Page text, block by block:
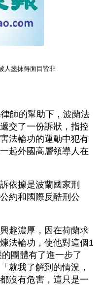
人塗抹得面目皆非
師的幫助下，波蘭法
交了一份訴狀，指控
法輪功的運動中犯有
起外國高層領導人在
依據是波蘭國家刑
約和國際反酷刑公
趣濃厚，因在荷蘭求
法輪功，使他對這個1
團體有了進一步了
就我了解到的情況，
沒有危害，這只是一